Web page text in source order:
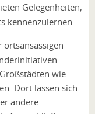
Gelegenheiten,
kennenzulernen.
ortsansässigen
wie
Dort lassen sich
andere